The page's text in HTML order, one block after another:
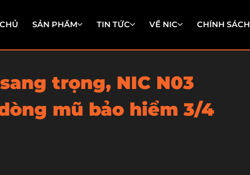
SẢN PHẨM TIN TỨC VỀ NIC CHÍNH SÁCH
trọng, NIC N03
mũ bảo hiểm 3/4